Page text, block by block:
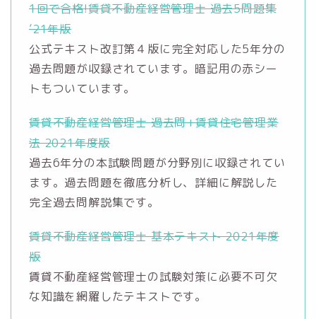
1回で合格!賃貸不動産経営管理士 過去5問題集
’21年版
公式テキスト改訂第４版に完全対応した5年分の
過去問題が収録されています。暗記用の赤シー
トもついています。
賃貸不動産経営管理士 過去問+賃貸住宅管理業
法 2021年度版
過去6年分の本試験問題が分野別に収録されてい
ます。過去問題を徹底分析し、詳細に解説した
完全過去問解説集です。
賃貸不動産経営管理士 基本テキスト 2021年度
版
賃貸不動産経営管理士の試験対策に必要不可欠
な知識を網羅したテキストです。